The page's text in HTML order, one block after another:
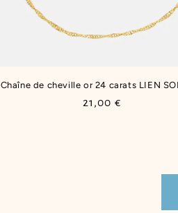
Chaîne de cheville or 24 carats LIEN
Prix
21,00 €